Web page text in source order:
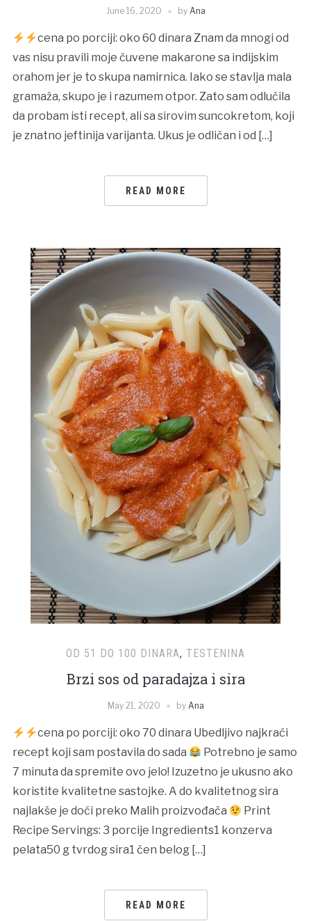
June 16, 2020 by Ana
cena po porciji: oko 60 dinara Znam da mnogi od
vas nisu pravili moje čuvene makarone sa indijskim
orahom jer je to skupa namirnica. Iako se stavlja mala
gramaža, skupo je i razumem otpor. Zato sam odlučila
da probam isti recept, ali sa sirovim suncokretom, koji
je znatno jeftinija varijanta. Ukus je odličan i od […]
READ MORE
OD 51 DO 100 DINARA, TESTENINA
Brzi sos od paradajza i sira
May 21, 2020 by Ana
cena po porciji: oko 70 dinara Ubedljivo najkraći
recept koji sam postavila do sada
Potrebno je samo
7 minuta da spremite ovo jelo! Izuzetno je ukusno ako
koristite kvalitetne sastojke. A do kvalitetnog sira
najlakše je doći preko Malih proizvođača
Print
Recipe Servings: 3 porcije Ingredients1 konzerva
pelata50 g tvrdog sira1 čen belog […]
READ MORE